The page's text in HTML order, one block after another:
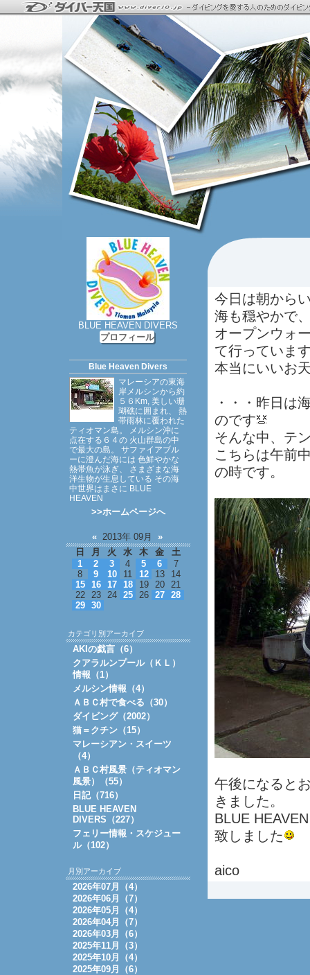
今日は朝から
海も穏やかで
オープンウォ
て行っていま
本当にいいお
・・・昨日は
のです
そんな中、テ
こちらは午前
の時です。
午後になると
きました。
BLUE
致しました
aico
BLUE HEAVEN DIVERS
プロフィール
Blue Heaven Divers
マレーシアの東海
岸メルシンから約
５６Km, 美しい珊
瑚礁に囲まれ、 熱
帯雨林に覆われた
ティオマン島。 メルシン沖に
点在する６４の 火山群島の中
で最大の島。 サファイアブル
ーに澄んだ海には 色鮮やかな
熱帯魚が泳ぎ、 さまざまな海
洋生物が生息している その海
中世界はまさに BLUE
HEAVEN
>>ホームページへ
« 2013年 09月 »
日
月 火 水 木 金
土
1
2 3 4 5 6
7
8
9 10 11 12 13
14
15
16 17 18 19 20
21
22
23 24 25 26 27
28
29
30
カテゴリ別アーカイブ
AKIの戯言（6）
クアラルンプール（ＫＬ）
情報（1）
メルシン情報（4）
ＡＢＣ村で食べる（30）
ダイビング（2002）
猫＝クチン（15）
マレーシアン・スイーツ
（4）
ＡＢＣ村風景（ティオマン
風景）（55）
日記（716）
BLUE HEAVEN
DIVERS（227）
フェリー情報・スケジュー
ル（102）
月別アーカイブ
2026年07月（4）
2026年06月（7）
2026年05月（4）
2026年04月（7）
2026年03月（6）
2025年11月（3）
2025年10月（4）
2025年09月（6）